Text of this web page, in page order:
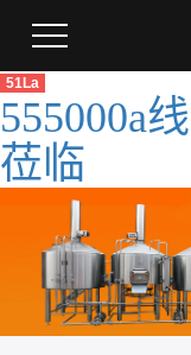
51La
555000a
莅临